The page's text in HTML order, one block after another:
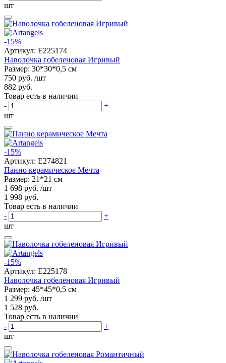
шт
-15%
Артикул: E225174
Наволочка гобеленовая Игривый
Размер: 30*30*0,5 см
750 руб. /шт
882 руб.
Товар есть в наличии
-
+
шт
-15%
Артикул: E274821
Панно керамическое Мечта
Размер: 21*21 см
1 698 руб. /шт
1 998 руб.
Товар есть в наличии
-
+
шт
-15%
Артикул: E225178
Наволочка гобеленовая Игривый
Размер: 45*45*0,5 см
1 299 руб. /шт
1 528 руб.
Товар есть в наличии
-
+
шт